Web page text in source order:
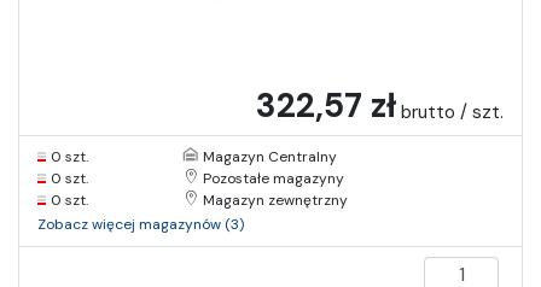
322,57 zł brutto / szt.
0 szt.
Magazyn Centralny
0 szt.
Pozostałe magazyny
0 szt.
Magazyn zewnętrzny
Zobacz więcej magazynów (3)